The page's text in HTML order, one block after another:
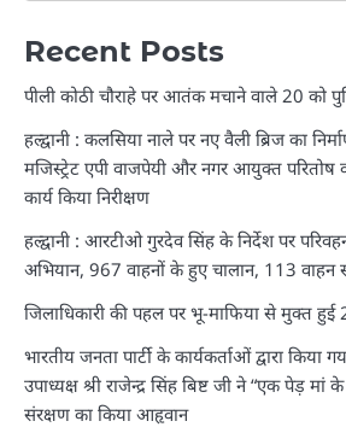
Recent Posts
पीली कोठी चौराहे पर आतंक मचाने वाले 20 को
हल्द्वानी : कलसिया नाले पर नए वैली ब्रिज का
मजिस्ट्रेट एपी वाजपेयी और नगर आयुक्त परितोष
कार्य किया निरीक्षण
हल्द्वानी : आरटीओ गुरदेव सिंह के निर्देश पर
अभियान, 967 वाहनों के हुए चालान, 113 वाहन
जिलाधिकारी की पहल पर भू-माफिया से मुक्त हुई
भारतीय जनता पार्टी के कार्यकर्ताओं द्वारा किया
उपाध्यक्ष श्री राजेन्द्र सिंह बिष्ट जी ने “एक पेड़
संरक्षण का किया आहृवान